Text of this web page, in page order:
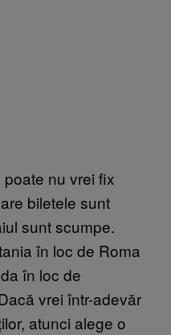
nu vrei fix
biletele sunt
sunt scumpe.
în loc de Roma
în loc de
vrei într-adevăr
atunci alege o